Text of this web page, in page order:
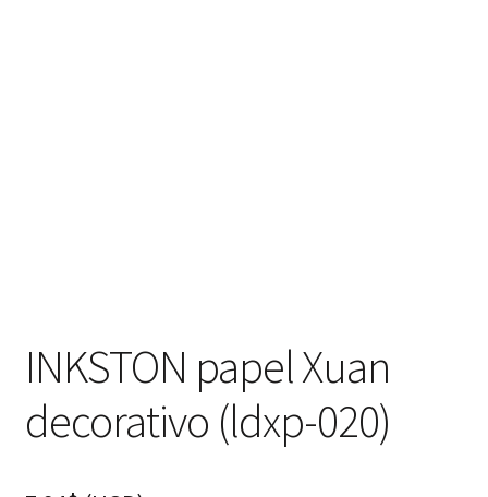
INKSTON papel Xuan
decorativo (ldxp-020)